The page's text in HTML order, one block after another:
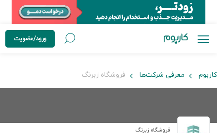
ورود/عضویت
کاربوم معرفی شرکت‌ها فروشگاه زبرنگ
فروشگاه زبرنگ